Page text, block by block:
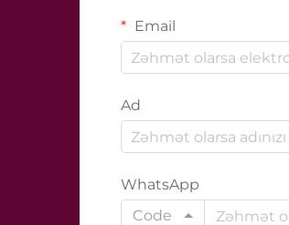
Email
Ad
WhatsApp
Code